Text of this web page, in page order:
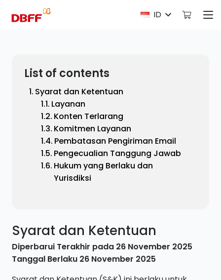
ID
List of contents
Syarat dan Ketentuan
Layanan
Konten Terlarang
Komitmen Layanan
Pembatasan Pengiriman Email
Pengecualian Tanggung Jawab
Hukum yang Berlaku dan
Yurisdiksi
Syarat dan Ketentuan
Diperbarui Terakhir pada 26 November 2025
Tanggal Berlaku 26 November 2025